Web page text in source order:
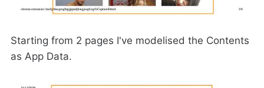
Starting from 2 pages I've modelised the Contents
as App Data.